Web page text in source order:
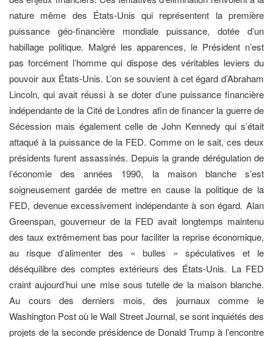
nature même des États-Unis qui représentent la première
puissance géo-financière mondiale puissance, dotée d’un
habillage politique. Malgré les apparences, le Président n’est
pas forcément l’homme qui dispose des véritables leviers du
pouvoir aux États-Unis. L’on se souvient à cet égard d’Abraham
Lincoln, qui avait réussi à se doter d’une puissance financière
indépendante de la Cité de Londres afin de financer la guerre de
Sécession mais également celle de John Kennedy qui s’était
attaqué à la puissance de la FED. Comme on le sait, ces deux
présidents furent assassinés. Depuis la grande dérégulation de
l’économie des années 1990, la maison blanche s’est
soigneusement gardée de mettre en cause la politique de la
FED, devenue excessivement indépendante à son égard. Alan
Greenspan, gouverneur de la FED avait longtemps maintenu
des taux extrêmement bas pour faciliter la reprise économique,
au risque d’alimenter des « bulles » spéculatives et le
déséquilibre des comptes extérieurs des États-Unis. La FED
craint aujourd’hui une mise sous tutelle de la maison blanche.
Au cours des derniers mois, des journaux comme le
Washington Post où le Wall Street Journal, se sont inquiétés des
projets de la seconde présidence de Donald Trump à l’encontre